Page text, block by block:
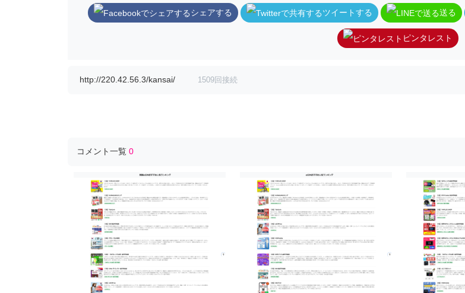
シェアする ツイートする 送る
ピンタレスト
http://220.42.56.3/kansai/ 1509回接続
コメント一覧 0